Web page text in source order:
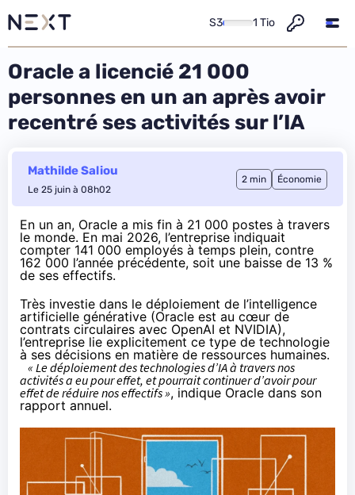
S3 1 Tio
Oracle a licencié 21 000
personnes en un an après avoir
recentré ses activités sur l’IA
Mathilde Saliou
Le 25 juin à 08h02
2 min Économie
En un an, Oracle a mis fin à 21 000 postes à travers
le monde. En mai 2026, l’entreprise indiquait
compter 141 000 employés à temps plein, contre
162 000 l’année précédente, soit une baisse de 13 %
de ses effectifs.
Très investie dans le déploiement de l’intelligence
artificielle générative (Oracle est au cœur de
contrats circulaires avec OpenAI et NVIDIA),
l’entreprise lie explicitement ce type de technologie
à ses décisions en matière de ressources humaines.
« Le déploiement des technologies d’IA à travers nos
activités a eu pour effet, et pourrait continuer d’avoir pour
effet de réduire nos effectifs », indique Oracle dans son
rapport annuel.